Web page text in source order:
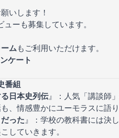
いします！
ーも募集しています。
ムもご利用いただけます。
ケート
番組
日本史列伝』：人気「講談師
、情感豊かにユーモラスに語り
った』：学校の教科書には決
していきます。